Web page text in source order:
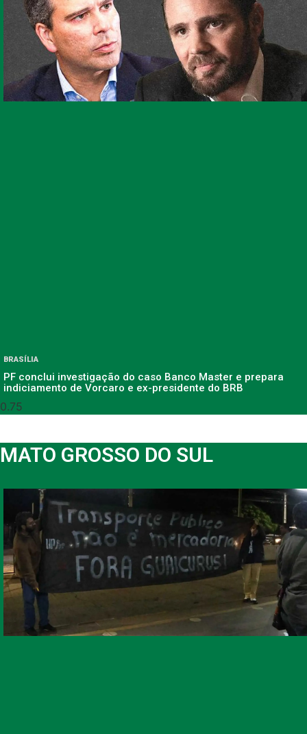
BRASÍLIA
PF conclui investigação do caso Banco Master e prepara
indiciamento de Vorcaro e ex-presidente do BRB
MATO GROSSO DO SUL